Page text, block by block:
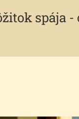
spája